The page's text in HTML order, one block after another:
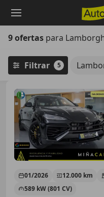
principal
9 ofertas para
Filtrar 5
01/2026 12.000 km
589 kW (801 CV)